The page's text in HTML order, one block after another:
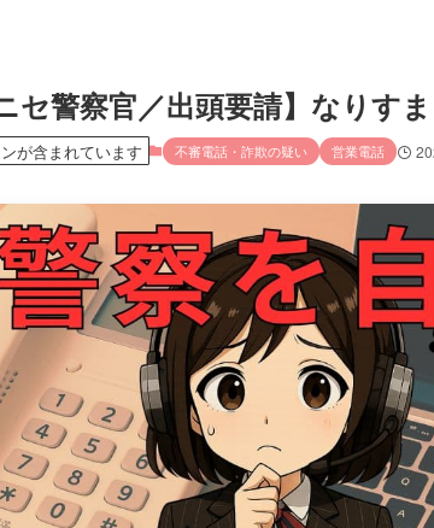
セ警察官／出頭要請】なりす
が含まれています 不審電話・詐欺の疑い 営業電話